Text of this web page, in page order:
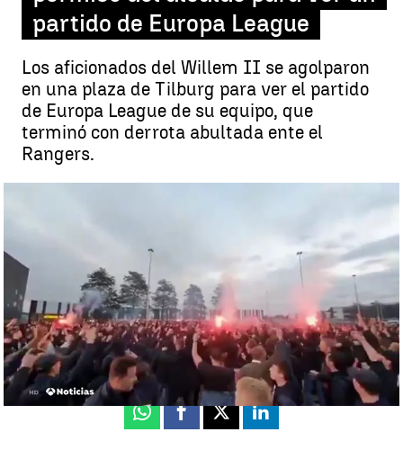
partido de Europa League
Los aficionados del Willem II se agolparon
en una plaza de Tilburg para ver el partido
de Europa League de su equipo, que
terminó con derrota abultada ente el
Rangers.
Antena 3 Deportes
Antena 3 Deportes
Actualizado: 25 de septiembre de 2020, 15:52
Publicado: 25 de septiembre de 2020, 14:54
Whatsapp
Facebook
X Linkedin